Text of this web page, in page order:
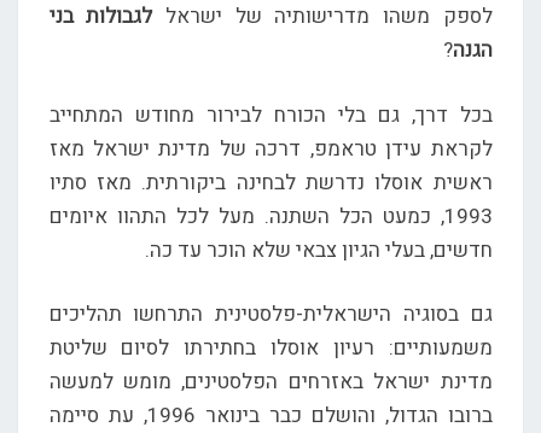
לספק משהו מדרישותיה של ישראל לגבולות בני
הגנה?
בכל דרך, גם בלי הכורח לבירור מחודש המתחייב
לקראת עידן טראמפ, דרכה של מדינת ישראל מאז
ראשית אוסלו נדרשת לבחינה ביקורתית. מאז סתיו
1993, כמעט הכל השתנה. מעל לכל התהוו איומים
חדשים, בעלי הגיון צבאי שלא הוכר עד כה.
גם בסוגיה הישראלית-פלסטינית התרחשו תהליכים
משמעותיים: רעיון אוסלו בחתירתו לסיום שליטת
מדינת ישראל באזרחים הפלסטינים, מומש למעשה
ברובו הגדול, והושלם כבר בינואר 1996, עת סיימה